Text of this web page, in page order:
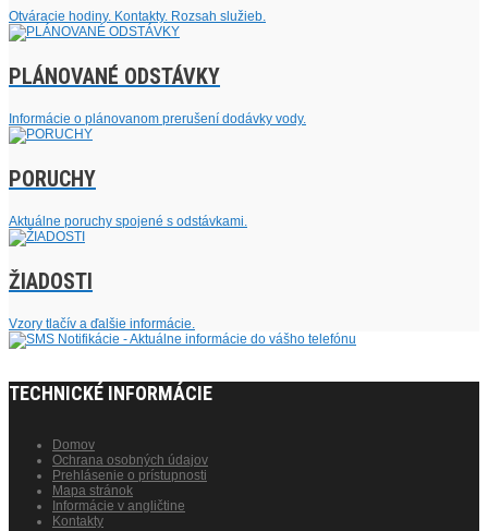
Otváracie hodiny. Kontakty. Rozsah služieb.
PLÁNOVANÉ ODSTÁVKY
Informácie o plánovanom prerušení dodávky vody.
PORUCHY
Aktuálne poruchy spojené s odstávkami.
ŽIADOSTI
Vzory tlačív a ďalšie informácie.
TECHNICKÉ INFORMÁCIE
Domov
Ochrana osobných údajov
Prehlásenie o prístupnosti
Mapa stránok
Informácie v angličtine
Kontakty